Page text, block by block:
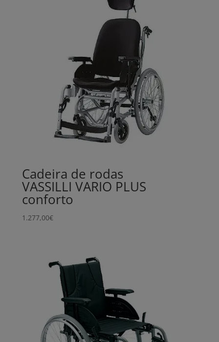
Cadeira de rodas
VASSILLI VARIO PLUS
conforto
1.277,00€